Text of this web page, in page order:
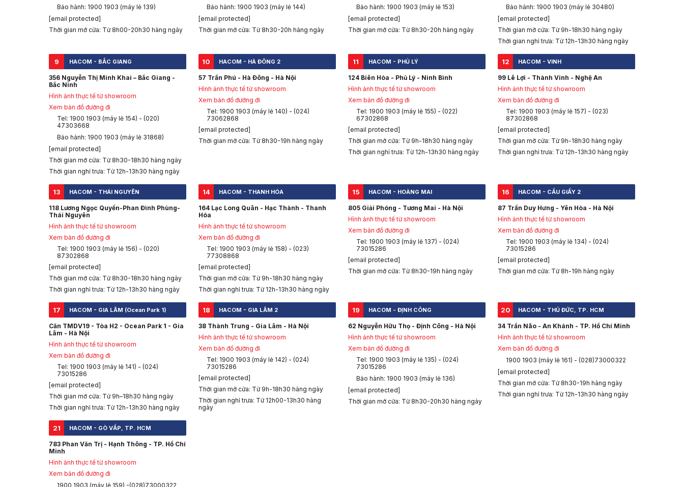
Bảo hành: 1900 1903 (máy lẻ 139)
[email protected]
Thời gian mở cửa: Từ 8h00-20h30 hàng ngày
Bảo hành: 1900 1903 (máy lẻ 144)
[email protected]
Thời gian mở cửa: Từ 8h30-20h hàng ngày
Bảo hành: 1900 1903 (máy lẻ 153)
[email protected]
Thời gian mở cửa: Từ 8h30-20h hàng ngày
Bảo hành: 1900 1903 (máy lẻ 30480)
[email protected]
Thời gian mở cửa: Từ 9h-18h30 hàng ngày
Thời gian nghỉ trưa: Từ 12h-13h30 hàng ngày
9 HACOM - BẮC GIANG
356 Nguyễn Thị Minh Khai – Bắc Giang -
Bắc Ninh
Hình ảnh thực tế từ showroom
Xem bản đồ đường đi
Tel: 1900 1903 (máy lẻ 154) - (020)
47303668
Bảo hành: 1900 1903 (máy lẻ 31868)
[email protected]
Thời gian mở cửa: Từ 8h30-18h30 hàng ngày
Thời gian nghỉ trưa: Từ 12h-13h30 hàng ngày
10 HACOM - HÀ ĐÔNG 2
57 Trần Phú - Hà Đông - Hà Nội
Hình ảnh thực tế từ showroom
Xem bản đồ đường đi
Tel: 1900 1903 (máy lẻ 140) - (024)
73062868
[email protected]
Thời gian mở cửa: Từ 8h30-19h hàng ngày
11 HACOM - PHỦ LÝ
124 Biên Hòa - Phủ Lý - Ninh Bình
Hình ảnh thực tế từ showroom
Xem bản đồ đường đi
Tel: 1900 1903 (máy lẻ 155) - (022)
67302868
[email protected]
Thời gian mở cửa: Từ 9h-18h30 hàng ngày
Thời gian nghỉ trưa: Từ 12h-13h30 hàng ngày
12 HACOM - VINH
99 Lê Lợi - Thành Vinh - Nghệ An
Hình ảnh thực tế từ showroom
Xem bản đồ đường đi
Tel: 1900 1903 (máy lẻ 157) - (023)
87302868
[email protected]
Thời gian mở cửa: Từ 9h-18h30 hàng ngày
Thời gian nghỉ trưa: Từ 12h-13h30 hàng ngày
13 HACOM - THÁI NGUYÊN
118 Lương Ngọc Quyến-Phan Đình Phùng-
Thái Nguyên
Hình ảnh thực tế từ showroom
Xem bản đồ đường đi
Tel: 1900 1903 (máy lẻ 156) - (020)
87302868
[email protected]
Thời gian mở cửa: Từ 8h30-18h30 hàng ngày
Thời gian nghỉ trưa: Từ 12h-13h30 hàng ngày
14 HACOM - THANH HÓA
164 Lạc Long Quân - Hạc Thành - Thanh
Hóa
Hình ảnh thực tế từ showroom
Xem bản đồ đường đi
Tel: 1900 1903 (máy lẻ 158) - (023)
77308868
[email protected]
Thời gian mở cửa: Từ 9h-18h30 hàng ngày
Thời gian nghỉ trưa: Từ 12h-13h30 hàng ngày
15 HACOM - HOÀNG MAI
805 Giải Phóng - Tương Mai - Hà Nội
Hình ảnh thực tế từ showroom
Xem bản đồ đường đi
Tel: 1900 1903 (máy lẻ 137) - (024)
73015286
[email protected]
Thời gian mở cửa: Từ 8h30-19h hàng ngày
16 HACOM - CẦU GIẤY 2
87 Trần Duy Hưng - Yên Hòa - Hà Nội
Hình ảnh thực tế từ showroom
Xem bản đồ đường đi
Tel: 1900 1903 (máy lẻ 134) - (024)
73015286
[email protected]
Thời gian mở cửa: Từ 8h-19h hàng ngày
17 HACOM - GIA LÂM (Ocean Park 1)
Căn TMDV19 - Tòa H2 - Ocean Park 1 - Gia
Lâm - Hà Nội
Hình ảnh thực tế từ showroom
Xem bản đồ đường đi
Tel: 1900 1903 (máy lẻ 141) - (024)
73015286
[email protected]
Thời gian mở cửa: Từ 9h–18h30 hàng ngày
Thời gian nghỉ trưa: Từ 12h-13h30 hàng ngày
18 HACOM - GIA LÂM 2
38 Thành Trung - Gia Lâm - Hà Nội
Hình ảnh thực tế từ showroom
Xem bản đồ đường đi
Tel: 1900 1903 (máy lẻ 142) - (024)
73015286
[email protected]
Thời gian mở cửa: Từ 9h-18h30 hàng ngày
Thời gian nghỉ trưa: Từ 12h00-13h30 hàng
ngày
19 HACOM - ĐỊNH CÔNG
62 Nguyễn Hữu Thọ - Định Công - Hà Nội
Hình ảnh thực tế từ showroom
Xem bản đồ đường đi
Tel: 1900 1903 (máy lẻ 135) - (024)
73015286
Bảo hành: 1900 1903 (máy lẻ 136)
[email protected]
Thời gian mở cửa: Từ 8h30-20h30 hàng ngày
20 HACOM - THỦ ĐỨC, TP. HCM
34 Trần Não - An Khánh - TP. Hồ Chí Minh
Hình ảnh thực tế từ showroom
Xem bản đồ đường đi
1900 1903 (máy lẻ 161) - (028)73000322
[email protected]
Thời gian mở cửa: Từ 8h30-19h hàng ngày
Thời gian nghỉ trưa: Từ 12h-13h30 hàng ngày
21 HACOM - GÒ VẤP, TP. HCM
783 Phan Văn Trị - Hạnh Thông - TP. Hồ Chí
Minh
Hình ảnh thực tế từ showroom
Xem bản đồ đường đi
1900 1903 (máy lẻ 159) -(028)73000322